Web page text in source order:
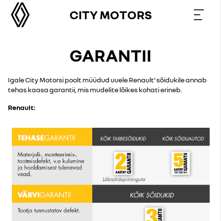
CITY MOTORS
GARANTII
Igale City Motorsi poolt müüdud uuele Renault' sõidukile annab
tehas kaasa garantii, mis mudelite lõikes kohati erineb.
Renault: